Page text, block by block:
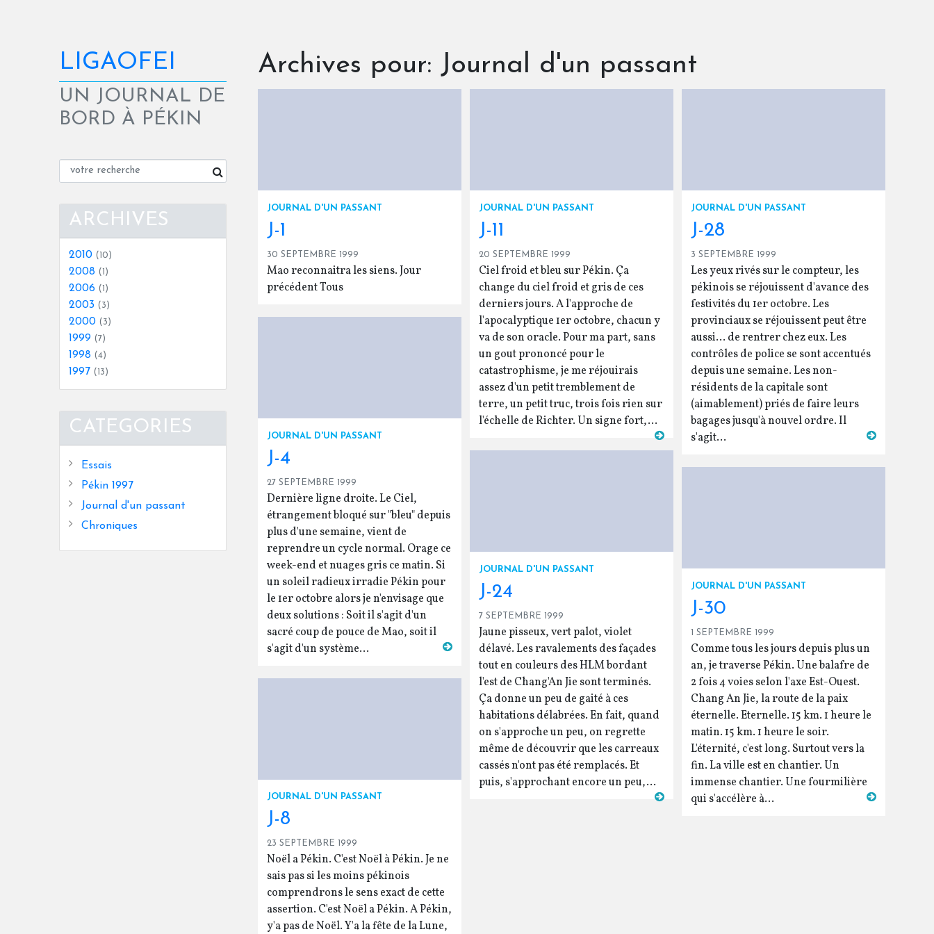
LIGAOFEI
UN JOURNAL DE
BORD À PÉKIN
ARCHIVES
2010 (10)
2008 (1)
2006 (1)
2003 (3)
2000 (3)
1999 (7)
1998 (4)
1997 (13)
CATEGORIES
Essais
Pékin 1997
Journal d'un passant
Chroniques
Archives pour: Journal d'un passant
JOURNAL D'UN PASSANT
J-1
30 SEPTEMBRE 1999
Mao reconnaitra les siens. Jour
précédent Tous
JOURNAL D'UN PASSANT
J-4
27 SEPTEMBRE 1999
Dernière ligne droite. Le Ciel,
étrangement bloqué sur "bleu" depuis
plus d'une semaine, vient de
reprendre un cycle normal. Orage ce
week-end et nuages gris ce matin. Si
un soleil radieux irradie Pékin pour
le 1er octobre alors je n'envisage que
deux solutions : Soit il s'agit d'un
sacré coup de pouce de Mao, soit il
s'agit d'un système...
JOURNAL D'UN PASSANT
J-8
23 SEPTEMBRE 1999
Noël a Pékin. C'est Noël à Pékin. Je ne
sais pas si les moins pékinois
comprendrons le sens exact de cette
assertion. C'est Noël a Pékin. A Pékin,
y'a pas de Noël. Y'a la fête de la Lune,
JOURNAL D'UN PASSANT
J-11
20 SEPTEMBRE 1999
Ciel froid et bleu sur Pékin. Ça
change du ciel froid et gris de ces
derniers jours. A l'approche de
l'apocalyptique 1er octobre, chacun y
va de son oracle. Pour ma part, sans
un gout prononcé pour le
catastrophisme, je me réjouirais
assez d'un petit tremblement de
terre, un petit truc, trois fois rien sur
l'échelle de Richter. Un signe fort,...
JOURNAL D'UN PASSANT
J-24
7 SEPTEMBRE 1999
Jaune pisseux, vert palot, violet
délavé. Les ravalements des façades
tout en couleurs des HLM bordant
l'est de Chang'An Jie sont terminés.
Ça donne un peu de gaité à ces
habitations délabrées. En fait, quand
on s'approche un peu, on regrette
même de découvrir que les carreaux
cassés n'ont pas été remplacés. Et
puis, s'approchant encore un peu,...
JOURNAL D'UN PASSANT
J-28
3 SEPTEMBRE 1999
Les yeux rivés sur le compteur, les
pékinois se réjouissent d'avance des
festivités du 1er octobre. Les
provinciaux se réjouissent peut être
aussi... de rentrer chez eux. Les
contrôles de police se sont accentués
depuis une semaine. Les non-
résidents de la capitale sont
(aimablement) priés de faire leurs
bagages jusqu'à nouvel ordre. Il
s'agit...
JOURNAL D'UN PASSANT
J-30
1 SEPTEMBRE 1999
Comme tous les jours depuis plus un
an, je traverse Pékin. Une balafre de
2 fois 4 voies selon l'axe Est-Ouest.
Chang An Jie, la route de la paix
éternelle. Eternelle. 15 km. 1 heure le
matin. 15 km. 1 heure le soir.
L'éternité, c'est long. Surtout vers la
fin. La ville est en chantier. Un
immense chantier. Une fourmilière
qui s'accélère à...